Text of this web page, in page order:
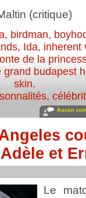
(critique)
, birdman,
, Ida, inherent
de la
grand budapest
skin.
Aucun
et
Le